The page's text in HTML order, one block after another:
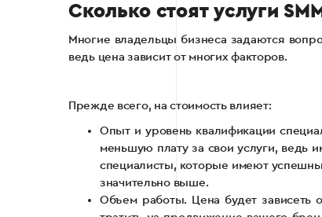
Сколько стоят услуги
Многие владельцы бизнеса задаются
ведь цена зависит от многих факторов.
Прежде всего, на стоимость влияет:
Опыт и уровень квалификации
меньшую плату за свои услуги,
специалисты, которые имеют
значительно выше.
Объем работы. Цена будет зависеть